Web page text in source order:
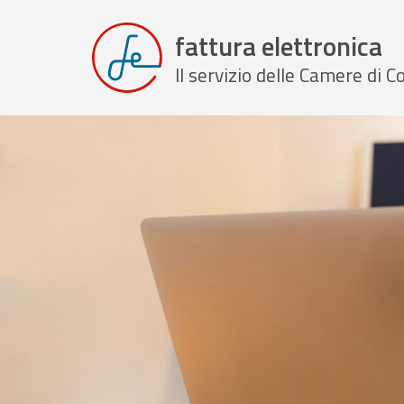
fattura elettronica
Il servizio delle Camere di